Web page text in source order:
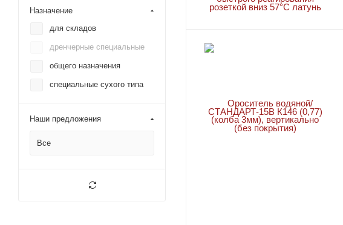
TY5231
TY6137 EC-14
Назначение
для складов
дренчерные специальные
общего назначения
специальные сухого типа
Наши предложения
Все